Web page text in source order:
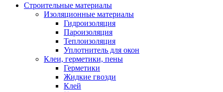
Строительные материалы
Изоляционные материалы
Гидроизоляция
Пароизоляция
Теплоизоляция
Уплотнитель для окон
Клеи, герметики, пены
Герметики
Жидкие гвозди
Клей